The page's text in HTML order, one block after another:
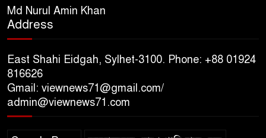
সিলেট আরও দুইজনের মৃত্যু,
Md Nurul Amin Khan
Address
East Shahi Eidgah, Sylhet-3100. Phone: +88 01924
816626
Gmail: viewnews71@gmail.com/
admin@viewnews71.com